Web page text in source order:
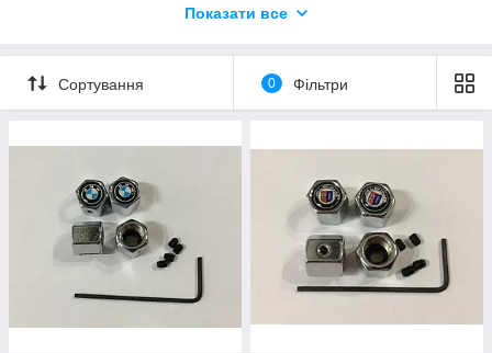
Porsche Toyota Volvo Seat Range rover ST
Відмінний аксесуар для Вашого
автомобіля та як подарунок
автомобілісту.
Показати все
Сортування 0 Фільтри